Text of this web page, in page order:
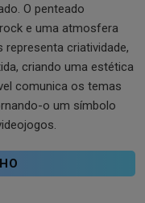
O penteado
e uma atmosfera
criatividade,
criando uma estética
comunica os temas
o um símbolo